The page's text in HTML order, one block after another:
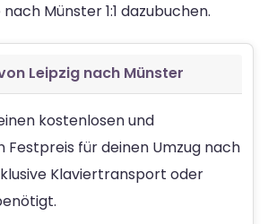
Münster 1:1 dazubuchen.
Leipzig nach Münster
kostenlosen und
Festpreis für deinen Umzug nach
Klaviertransport oder